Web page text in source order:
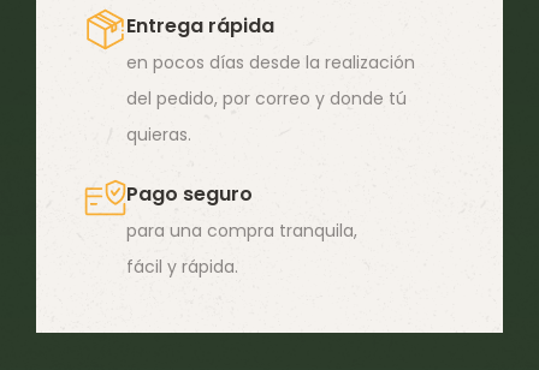
la
página
Entrega rápida
en pocos días desde la realización
del pedido, por correo y donde tú
quieras.
Pago seguro
para una compra tranquila,
fácil y rápida.